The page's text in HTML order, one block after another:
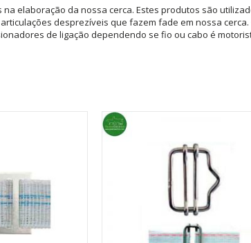
elaboração da nossa cerca. Estes produtos são
desprezíveis que fazem fade em nossa
de ligação dependendo se fio ou cabo é